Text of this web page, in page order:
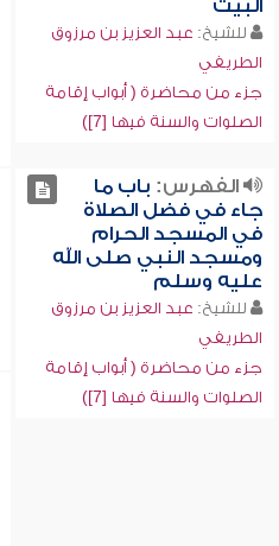
البيت
للشيخ: عبد العزيز بن مرزوق
الطريفي
جزء من محاضرة ( أبواب إقامة
الصلوات والسنة فيها [7])
الفهرس: باب ما
جاء في فضل الصلاة
في المسجد الحرام
ومسجد النبي صلى الله
عليه وسلم
للشيخ: عبد العزيز بن مرزوق
الطريفي
جزء من محاضرة ( أبواب إقامة
الصلوات والسنة فيها [7])